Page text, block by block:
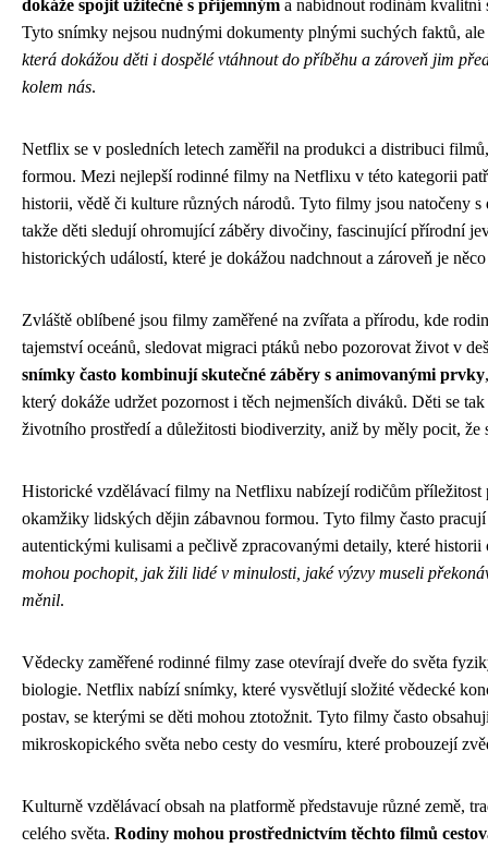
dokáže spojit užitečné s příjemným a nabídnout rodinám kvalitní
Tyto snímky nejsou nudnými dokumenty plnými suchých faktů, ale
která dokážou děti i dospělé vtáhnout do příběhu a zároveň jim
kolem nás.
Netflix se v posledních letech zaměřil na produkci a distribuci
formou. Mezi nejlepší rodinné filmy na Netflixu v této kategorii
historii, vědě či kulture různých národů. Tyto filmy jsou natočeny s
takže děti sledují ohromující záběry divočiny, fascinující přírodní
historických událostí, které je dokážou nadchnout a zároveň je
Zvláště oblíbené jsou filmy zaměřené na zvířata a přírodu, kde
tajemství oceánů, sledovat migraci ptáků nebo pozorovat život v
snímky často kombinují skutečné záběry s animovanými prvky
který dokáže udržet pozornost i těch nejmenších diváků. Děti se
životního prostředí a důležitosti biodiverzity, aniž by měly pocit, že
Historické vzdělávací filmy na Netflixu nabízejí rodičům příležitost
okamžiky lidských dějin zábavnou formou. Tyto filmy často
autentickými kulisami a pečlivě zpracovanými detaily, které
mohou pochopit, jak žili lidé v minulosti, jaké výzvy museli
měnil.
Vědecky zaměřené rodinné filmy zase otevírají dveře do světa
biologie. Netflix nabízí snímky, které vysvětlují složité vědecké
postav, se kterými se děti mohou ztotožnit. Tyto filmy často
mikroskopického světa nebo cesty do vesmíru, které probouzejí
Kulturně vzdělávací obsah na platformě představuje různé země,
celého světa. Rodiny mohou prostřednictvím těchto filmů